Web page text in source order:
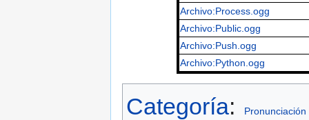
Archivo:Process.ogg
Archivo:Public.ogg
Archivo:Push.ogg
Archivo:Python.ogg
Categoría: